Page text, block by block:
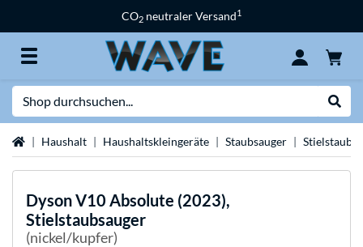
CO2 neutraler Versand1
StartseiteHaushalt Haushaltskleingeräte Staubsauger
DysonV10 Absolute (2023),
Stielstaubsauger
(nickel/kupfer)